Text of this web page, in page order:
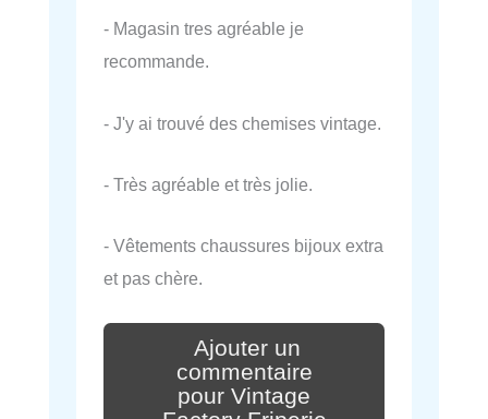
- Magasin tres agréable je
recommande.
- J'y ai trouvé des chemises vintage.
- Très agréable et très jolie.
- Vêtements chaussures bijoux extra
et pas chère.
Ajouter un
commentaire
pour Vintage